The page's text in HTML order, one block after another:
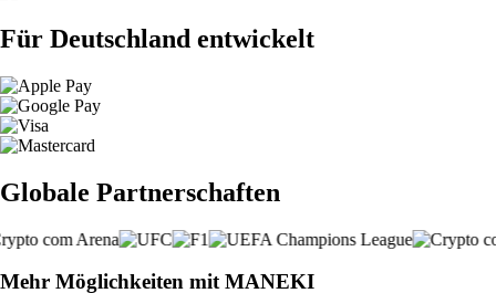
Für Deutschland entwickelt
Globale Partnerschaften
Mehr Möglichkeiten mit MANEKI